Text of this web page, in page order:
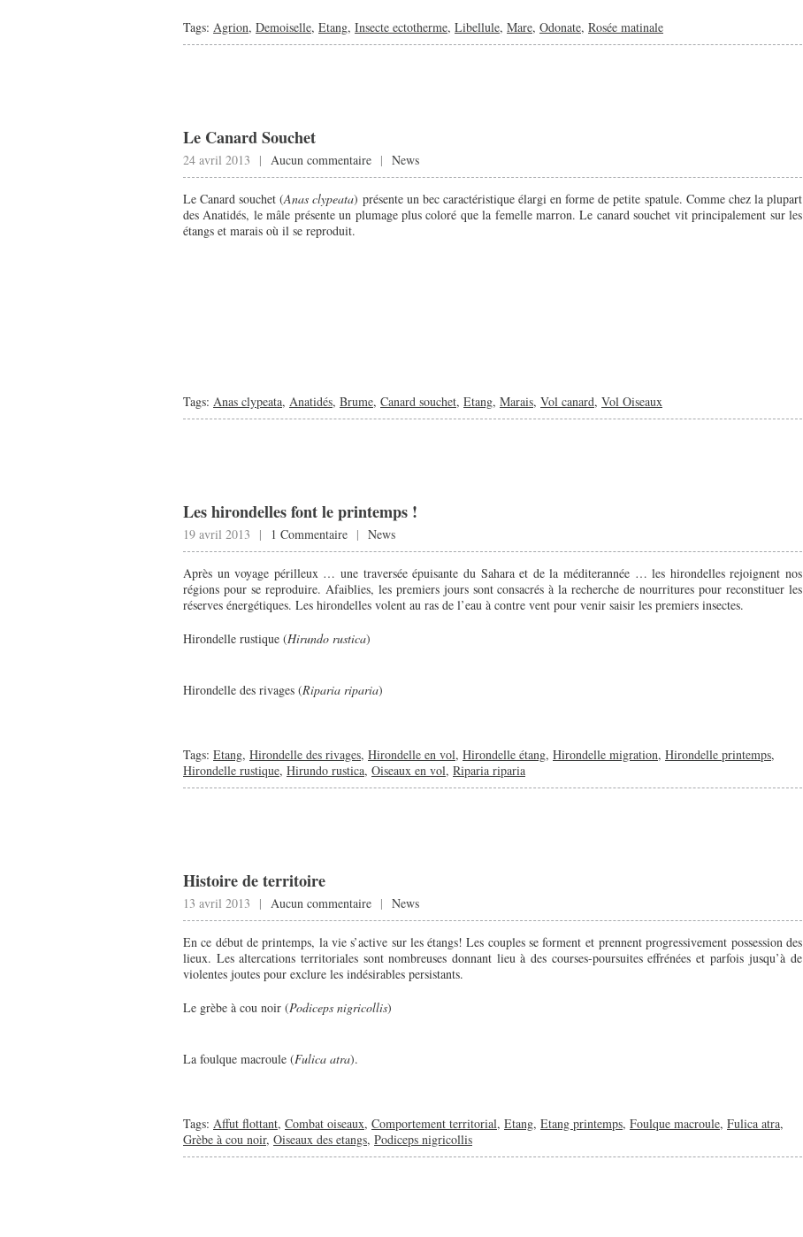
Tags: Agrion, Demoiselle, Etang, Insecte ectotherme, Libellule, Mare, Odonate, Rosée matinale
Le Canard Souchet
24 avril 2013 | Aucun commentaire | News
Le Canard souchet (Anas clypeata) présente un bec caractéristique élargi en forme de petite spatule. Comme chez la plupart
des Anatidés, le mâle présente un plumage plus coloré que la femelle marron. Le canard souchet vit principalement sur les
étangs et marais où il se reproduit.
Tags: Anas clypeata, Anatidés, Brume, Canard souchet, Etang, Marais, Vol canard, Vol Oiseaux
Les hirondelles font le printemps !
19 avril 2013 | 1 Commentaire | News
Après un voyage périlleux … une traversée épuisante du Sahara et de la méditerannée … les hirondelles rejoignent nos
régions pour se reproduire. Afaiblies, les premiers jours sont consacrés à la recherche de nourritures pour reconstituer les
réserves énergétiques. Les hirondelles volent au ras de l’eau à contre vent pour venir saisir les premiers insectes.
Hirondelle rustique (Hirundo rustica)
Hirondelle des rivages (Riparia riparia)
Tags: Etang, Hirondelle des rivages, Hirondelle en vol, Hirondelle étang, Hirondelle migration, Hirondelle printemps,
Hirondelle rustique, Hirundo rustica, Oiseaux en vol, Riparia riparia
Histoire de territoire
13 avril 2013 | Aucun commentaire | News
En ce début de printemps, la vie s’active sur les étangs! Les couples se forment et prennent progressivement possession des
lieux. Les altercations territoriales sont nombreuses donnant lieu à des courses-poursuites effrénées et parfois jusqu’à de
violentes joutes pour exclure les indésirables persistants.
Le grèbe à cou noir (Podiceps nigricollis)
La foulque macroule (Fulica atra).
Tags: Affut flottant, Combat oiseaux, Comportement territorial, Etang, Etang printemps, Foulque macroule, Fulica atra,
Grèbe à cou noir, Oiseaux des etangs, Podiceps nigricollis